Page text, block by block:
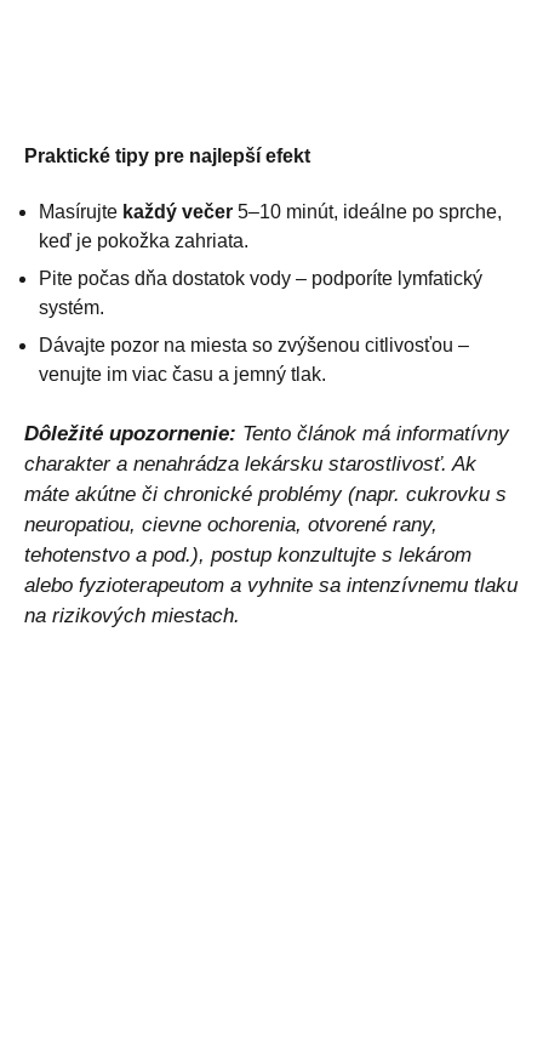
Praktické tipy pre najlepší efekt
Masírujte každý večer 5–10 minút, ideálne po sprche,
keď je pokožka zahriata.
Pite počas dňa dostatok vody – podporíte lymfatický
systém.
Dávajte pozor na miesta so zvýšenou citlivosťou –
venujte im viac času a jemný tlak.
Dôležité upozornenie: Tento článok má informatívny
charakter a nenahrádza lekársku starostlivosť. Ak
máte akútne či chronické problémy (napr. cukrovku s
neuropatiou, cievne ochorenia, otvorené rany,
tehotenstvo a pod.), postup konzultujte s lekárom
alebo fyzioterapeutom a vyhnite sa intenzívnemu tlaku
na rizikových miestach.